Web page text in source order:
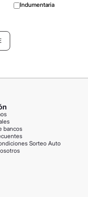
Indumentaria
bancos
Sorteo Auto